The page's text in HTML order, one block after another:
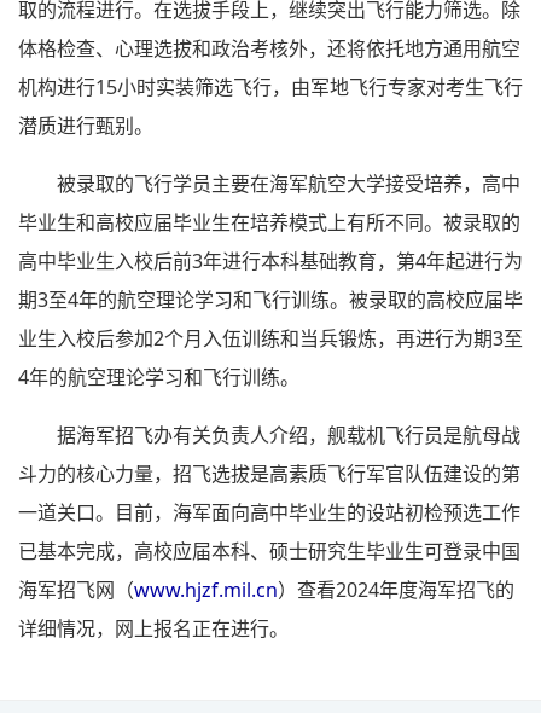
取的流程进行。在选拔手段上，继续突出飞行能力筛选。除
体格检查、心理选拔和政治考核外，还将依托地方通用航空
机构进行15小时实装筛选飞行，由军地飞行专家对考生飞行
潜质进行甄别。
被录取的飞行学员主要在海军航空大学接受培养，高中
毕业生和高校应届毕业生在培养模式上有所不同。被录取的
高中毕业生入校后前3年进行本科基础教育，第4年起进行为
期3至4年的航空理论学习和飞行训练。被录取的高校应届毕
业生入校后参加2个月入伍训练和当兵锻炼，再进行为期3至
4年的航空理论学习和飞行训练。
据海军招飞办有关负责人介绍，舰载机飞行员是航母战
斗力的核心力量，招飞选拔是高素质飞行军官队伍建设的第
一道关口。目前，海军面向高中毕业生的设站初检预选工作
已基本完成，高校应届本科、硕士研究生毕业生可登录中国
海军招飞网（www.hjzf.mil.cn）查看2024年度海军招飞的
详细情况，网上报名正在进行。